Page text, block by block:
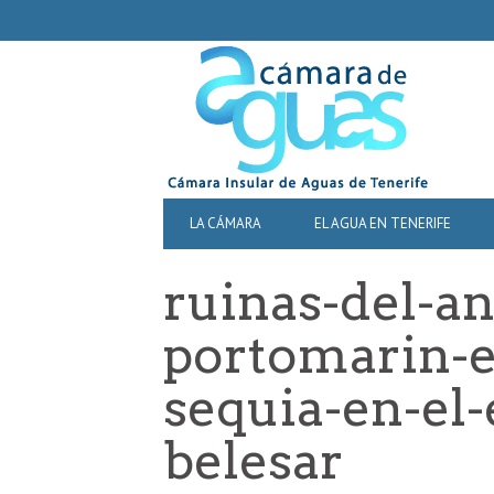
NAVIGATION
PRIMARY
NAVIGATION
LA CÁMARA EL AGUA EN TENERIFE
ruinas-del-
portomarin-
sequia-en-
belesar